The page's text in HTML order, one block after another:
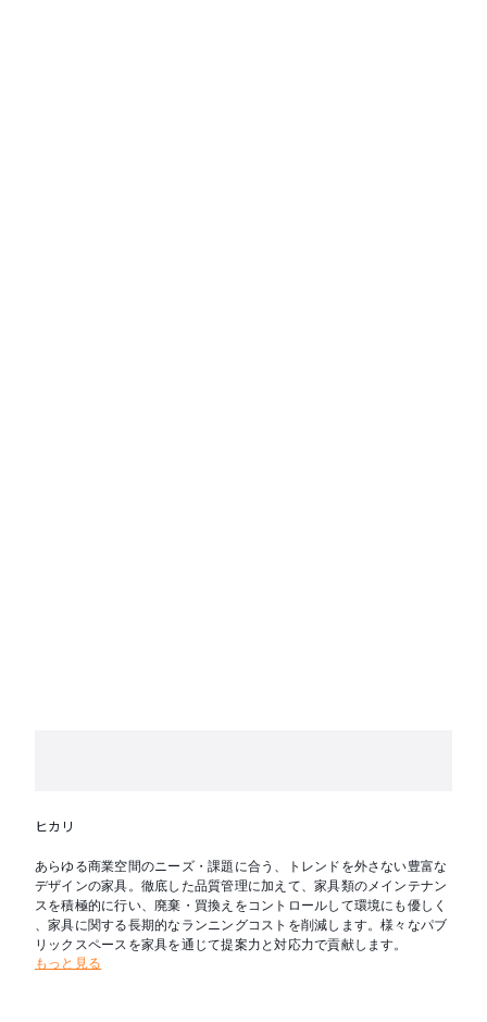
ヒカリ
あらゆる商業空間のニーズ・課題に合う、トレンドを外さない豊富な
デザインの家具。徹底した品質管理に加えて、家具類のメインテナン
スを積極的に行い、廃棄・買換えをコントロールして環境にも優しく
、家具に関する長期的なランニングコストを削減します。様々なパブ
リックスペースを家具を通じて提案力と対応力で貢献します。
もっと見る